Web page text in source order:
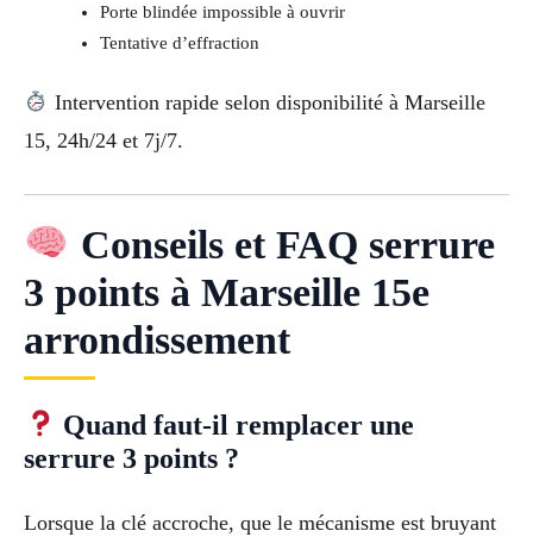
Porte blindée impossible à ouvrir
Tentative d’effraction
Intervention rapide selon disponibilité à Marseille
15, 24h/24 et 7j/7.
Conseils et FAQ serrure
3 points à Marseille 15e
arrondissement
Quand faut-il remplacer une
serrure 3 points ?
Lorsque la clé accroche, que le mécanisme est bruyant